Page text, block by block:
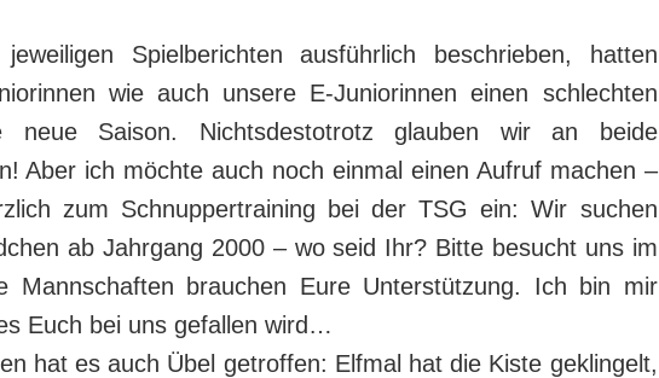
Spielberichten ausführlich beschrieben, hatten
wie auch unsere E-Juniorinnen einen schlechten
Saison. Nichtsdestotrotz glauben wir an beide
Aber ich möchte auch noch einmal einen Aufruf machen –
zum Schnuppertraining bei der TSG ein: Wir suchen
ab Jahrgang 2000 – wo seid Ihr? Bitte besucht uns im
Mannschaften brauchen Eure Unterstützung. Ich bin mir
Euch bei uns gefallen wird…
hat es auch Übel getroffen: Elfmal hat die Kiste geklingelt,